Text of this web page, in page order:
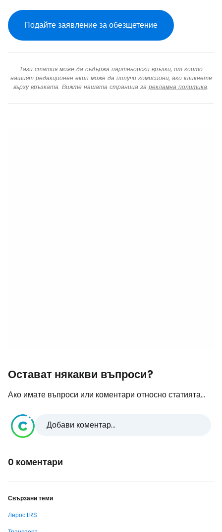
Подайте заявление за обезщетение
Тази статия може да съдържа партньорски връзки, от които
нашият редакционен екип може да получи комисиони, ако кликнете
върху връзката. Вижте нашата страница за рекламна политика.
Остават някакви въпроси?
Ако имате въпроси или коментари относно статията...
Добави коментар...
0 коментари
Свързани теми
Лерос LRS